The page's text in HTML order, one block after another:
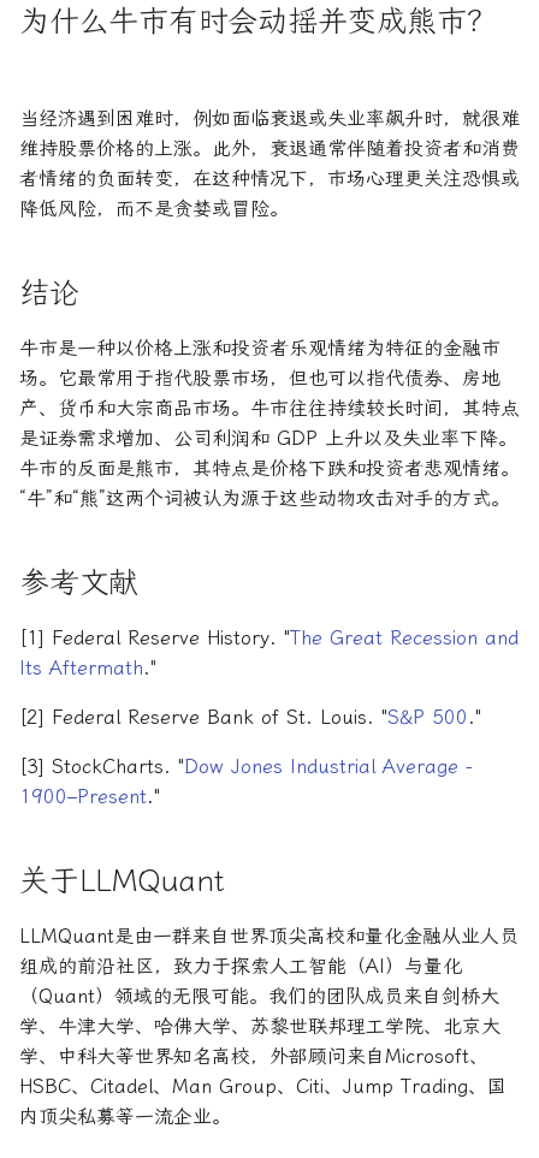
为什么牛市有时会动摇并变成熊市？
当经济遇到困难时，例如面临衰退或失业率飙升时，就很难
维持股票价格的上涨。此外，衰退通常伴随着投资者和消费
者情绪的负面转变，在这种情况下，市场心理更关注恐惧或
降低风险，而不是贪婪或冒险。
结论
牛市是一种以价格上涨和投资者乐观情绪为特征的金融市
场。它最常用于指代股票市场，但也可以指代债券、房地
产、货币和大宗商品市场。牛市往往持续较长时间，其特点
是证券需求增加、公司利润和 GDP 上升以及失业率下降。
牛市的反面是熊市，其特点是价格下跌和投资者悲观情绪。
“牛”和“熊”这两个词被认为源于这些动物攻击对手的方式。
参考文献
[1] Federal Reserve History. "The Great Recession and
Its Aftermath."
[2] Federal Reserve Bank of St. Louis. "S&P 500 ."
[3] StockCharts. "Dow Jones Industrial Average -
1900–Present."
关于LLMQuant
LLMQuant是由一群来自世界顶尖高校和量化金融从业人员
组成的前沿社区，致力于探索人工智能（AI）与量化
（Quant）领域的无限可能。我们的团队成员来自剑桥大
学、牛津大学、哈佛大学、苏黎世联邦理工学院、北京大
学、中科大等世界知名高校，外部顾问来自Microsoft、
HSBC、Citadel、Man Group、Citi、Jump Trading、国
内顶尖私募等一流企业。